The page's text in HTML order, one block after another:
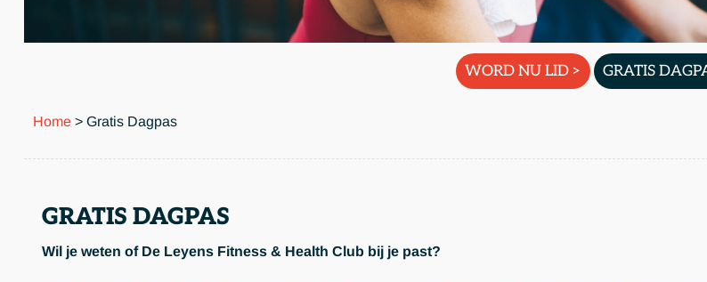
WORD NU LID > GRATIS
Home > Gratis Dagpas
GRATIS DAGPAS
Wil je weten of De Leyens Fitness & Health Club bij je past?